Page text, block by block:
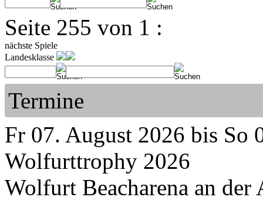
Seite 255 von 1 :
nächste Spiele
Landesklasse
Termine
Fr 07. August 2026 bis So
Wolfurttrophy 2026
Wolfurt Beacharena an der